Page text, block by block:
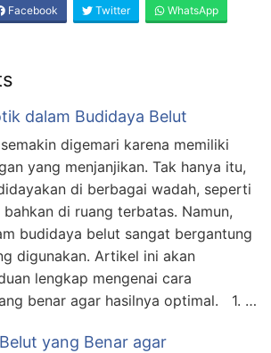
Facebook Twitter WhatsApp
dalam Budidaya Belut
digemari karena memiliki
yang menjanjikan. Tak hanya itu,
di berbagai wadah, seperti
di ruang terbatas. Namun,
budidaya belut sangat bergantung
digunakan. Artikel ini akan
lengkap mengenai cara
benar agar hasilnya optimal. 1. …
yang Benar agar